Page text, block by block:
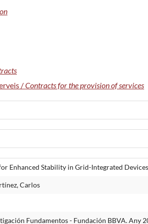
/Contracts for the provision of services
Enhanced Stability in Grid-Integrated Devices
Carlos
Fundamentos - Fundación BBVA. Any